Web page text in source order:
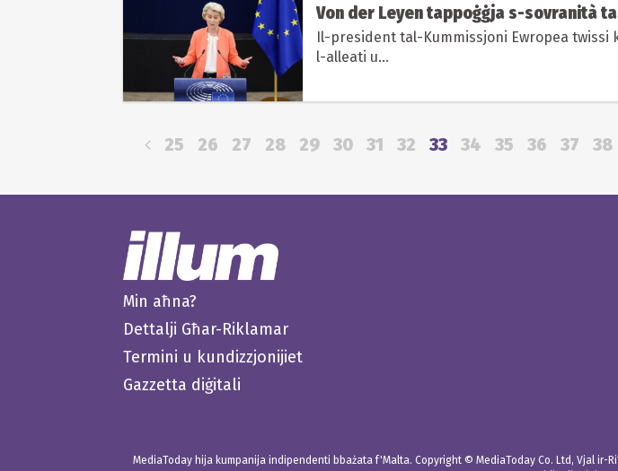
Von der Leyen tappoġġja s-sovranità
Il-president tal-Kummissjoni Ewropea
l-alleati u...
25 26 27 28 29 30 31 32 33 34 35 36 37 38
Min aħna?
Dettalji Għar-Riklamar
Termini u kundizzjonijiet
Gazzetta diġitali
MediaToday hija kumpanija indipendenti bbażata f'Malta. Copyright © MediaToday Co. Ltd, Vjal ir-